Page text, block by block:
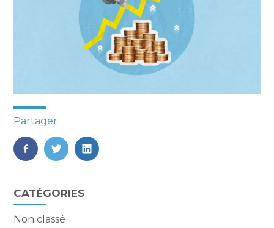
Partager :
FaceBook
TwitterLinkedIn
Blog
sidebar
CATÉGORIES
Non classé